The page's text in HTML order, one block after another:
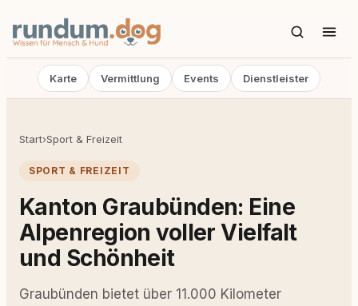
Karte Vermittlung Events Dienstleister
Start›Sport & Freizeit
SPORT & FREIZEIT
Kanton Graubünden: Eine
Alpenregion voller Vielfalt
und Schönheit
Graubünden bietet über 11.000 Kilometer